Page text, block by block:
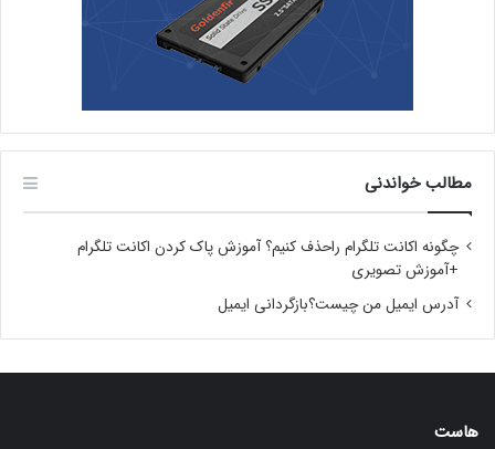
مطالب خواندنی
چگونه اکانت تلگرام راحذف کنیم؟ آموزش پاک کردن اکانت تلگرام
+آموزش تصویری
آدرس ایمیل من چیست؟بازگردانی ایمیل
هاست